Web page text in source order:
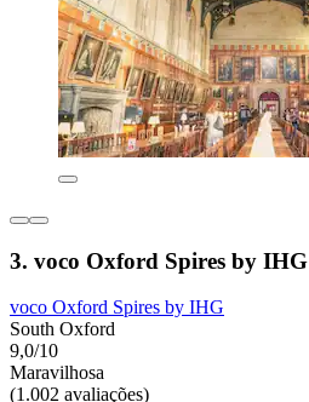
3. voco Oxford Spires by IHG
voco Oxford Spires by IHG
South Oxford
9,0/10
Maravilhosa
(1.002 avaliações)